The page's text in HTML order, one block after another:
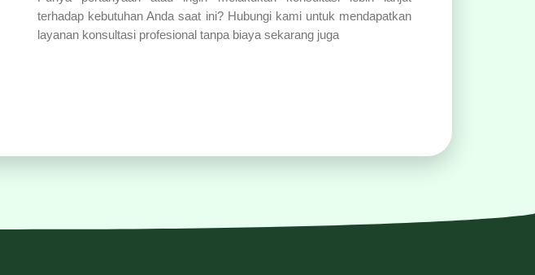
terhadap kebutuhan Anda saat ini? Hubungi kami untuk mendapatkan
layanan konsultasi profesional tanpa biaya sekarang juga